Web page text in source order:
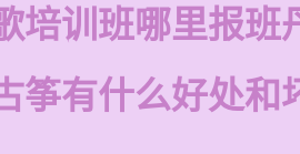
培训班哪里报班
筝有什么好处和